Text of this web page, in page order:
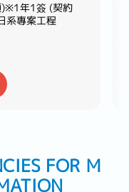
)※1年1簽 (契約
系專案工程
FOR Ｍ